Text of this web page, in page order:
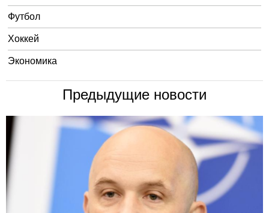
Футбол
Хоккей
Экономика
Предыдущие новости